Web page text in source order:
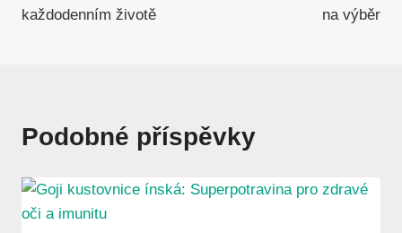
příspěvek
každodenním životě
na výběr
Podobné příspěvky